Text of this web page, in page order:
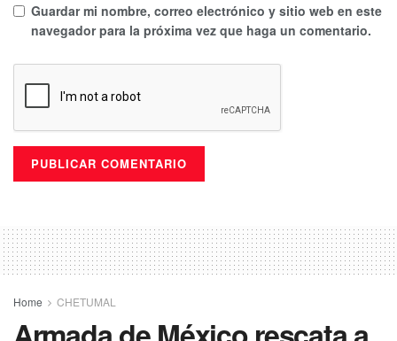
Guardar mi nombre, correo electrónico y sitio web en este
navegador para la próxima vez que haga un comentario.
Home CHETUMAL